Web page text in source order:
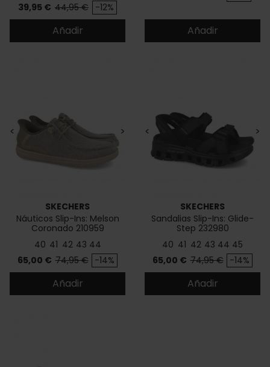
Precio
39,95 € Precio base
44,95 € -12%
Añadir Añadir
< >
SKECHERS
Náuticos Slip-Ins: Melson
Coronado 210959
40 41 42 43 44
Precio
65,00 € Precio base
74,95 € -14%
Añadir
< >
SKECHERS
Sandalias Slip-Ins: Glide-
Step 232980
40 41 42 43 44 45
Precio
65,00 € Precio base
74,95 € -14%
Añadir